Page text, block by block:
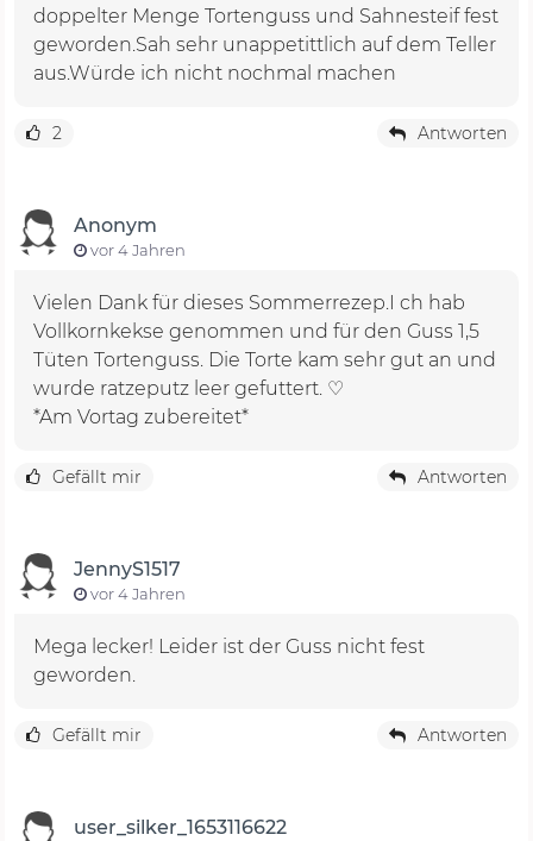
doppelter Menge Tortenguss und Sahnesteif fest
geworden.Sah sehr unappetittlich auf dem Teller
aus.Würde ich nicht nochmal machen
2 Antworten
Anonym
vor 4 Jahren
Vielen Dank für dieses Sommerrezep.I ch hab
Vollkornkekse genommen und für den Guss 1,5
Tüten Tortenguss. Die Torte kam sehr gut an und
wurde ratzeputz leer gefuttert. ♡
*Am Vortag zubereitet*
Gefällt mir Antworten
JennyS1517
vor 4 Jahren
Mega lecker! Leider ist der Guss nicht fest
geworden.
Gefällt mir Antworten
user_silker_1653116622